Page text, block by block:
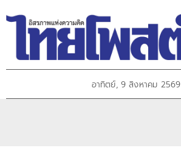
อาทิตย์, 9 สิงหาคม 2569